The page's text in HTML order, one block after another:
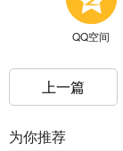
QQ空间
上一篇
为你推荐